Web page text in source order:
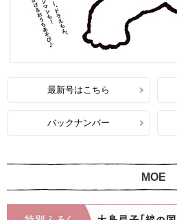
最新号はこちら
バックナンバー
MOE